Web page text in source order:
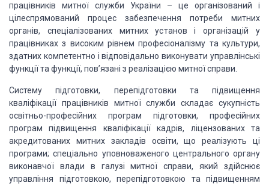
працівників митної служби України – це організований і
цілеспрямований процес забезпечення потреби митних
органів, спеціалізованих митних установ і організацій у
працівниках з високим рівнем професіоналізму та культури,
здатних компетентно і відповідально виконувати управлінські
функції та функції, пов’язані з реалізацією митної справи.
Систему підготовки, перепідготовки та підвищення
кваліфікації працівників митної служби складає сукупність
освітньо-професійних програм підготовки, професійних
програм підвищення кваліфікації кадрів, ліцензованих та
акредитованих митних закладів освіти, що реалізують ці
програми; спеціально уповноваженого центрального органу
виконавчої влади в галузі митної справи, який здійснює
управління підготовкою, перепідготовкою та підвищенням